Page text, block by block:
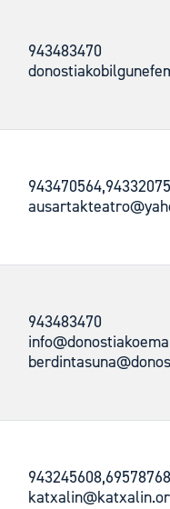
943483470
943483470